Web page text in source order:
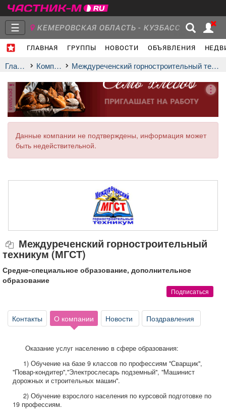
☰ КЕМЕРОВСКАЯ ОБЛАСТЬ - КУЗБАСС
ГЛАВНАЯ ГРУППЫ НОВОСТИ ОБЪЯВЛЕНИЯ
Главная
Объявления Недвижимость Услуги
Афиша Обучение Проекты
Погода
ТВ программа Я - пенсионер
Главная Компании Междуреченский горностроительный техникум (МГСТ)
реклама
Данные компании не подтверждены, информация может
быть недействительной.
Междуреченский горностроительный
техникум (МГСТ)
Средне-специальное образование, дополнительное
образование
Подписаться
Контакты О компании Новости Поздравления
Оказание услуг населению в сфере образования:
1) Обучение на базе 9 классов по профессиям "Сварщик",
"Повар-кондитер","Электрослесарь подземный", "Машинист
дорожных и строительных машин".
2) Обучение взрослого населения по курсовой подготовке по
19 профессиям.